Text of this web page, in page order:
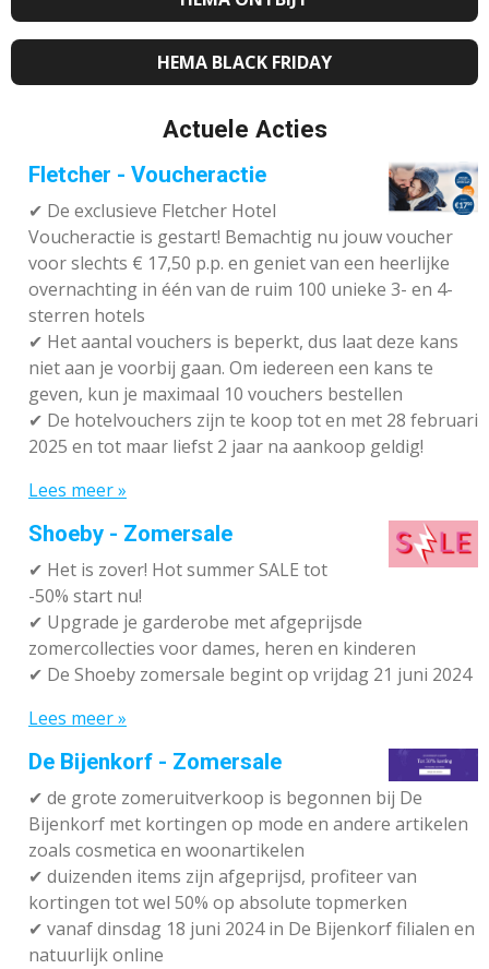
HEMA BLACK FRIDAY
Actuele Acties
Fletcher - Voucheractie
✔ De exclusieve Fletcher Hotel
Voucheractie is gestart! Bemachtig nu jouw voucher
voor slechts € 17,50 p.p. en geniet van een heerlijke
overnachting in één van de ruim 100 unieke 3- en 4-
sterren hotels
✔ Het aantal vouchers is beperkt, dus laat deze kans
niet aan je voorbij gaan. Om iedereen een kans te
geven, kun je maximaal 10 vouchers bestellen
✔ De hotelvouchers zijn te koop tot en met 28 februari
2025 en tot maar liefst 2 jaar na aankoop geldig!
Lees meer »
Shoeby - Zomersale
✔ Het is zover! Hot summer SALE tot
-50% start nu!
✔ Upgrade je garderobe met afgeprijsde
zomercollecties voor dames, heren en kinderen
✔ De Shoeby zomersale begint op vrijdag 21 juni 2024
Lees meer »
De Bijenkorf - Zomersale
✔ de grote zomeruitverkoop is begonnen bij De
Bijenkorf met kortingen op mode en andere artikelen
zoals cosmetica en woonartikelen
✔ duizenden items zijn afgeprijsd, profiteer van
kortingen tot wel 50% op absolute topmerken
✔ vanaf dinsdag 18 juni 2024 in De Bijenkorf filialen en
natuurlijk online